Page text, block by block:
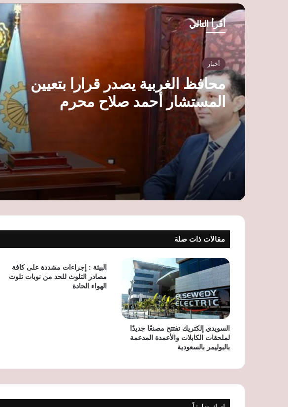
أقرأ التالي
أخبار
محافظ الغربية يصدر قرارا بتعيين
المستشار أحمد صلاح محرم
مستشارا قانونيا للمحافظة
مقالات ذات صلة
السويدي إلكتريك تفتتح مصنعًا جديدًا
لملحقات الكابلات والأعمدة المدعمة
بالبوليمر بالسعودية
البيئة : إجراءات مشددة على كافة
مصادر التلوث للحد من نوبات تلوث
الهواء الحادة